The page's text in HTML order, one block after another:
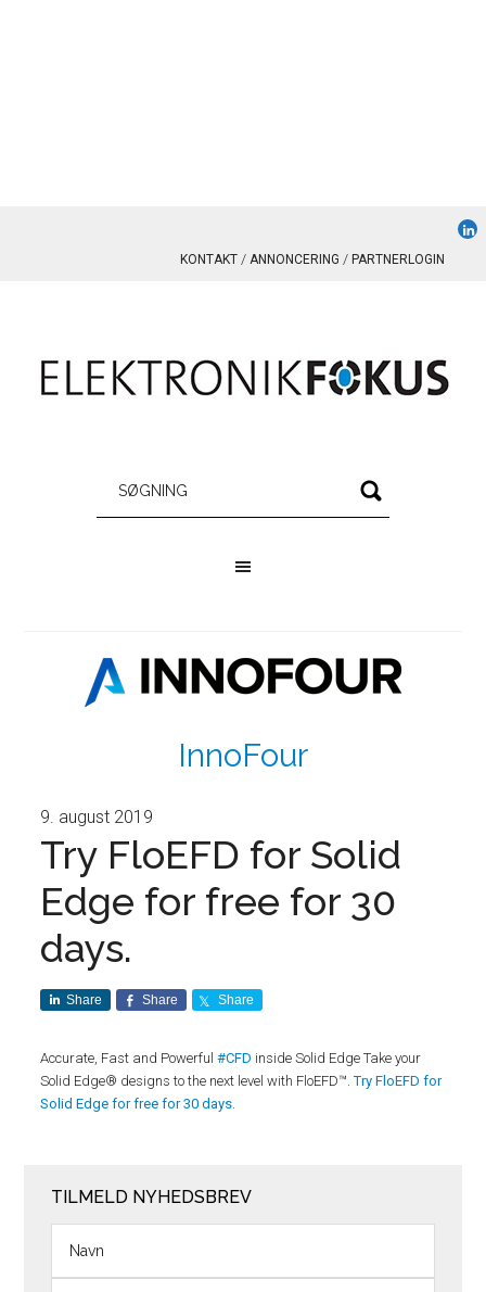
KONTAKT ANNONCERING PARTNERLOGIN
InnoFour
9. august 2019
Try FloEFD for Solid
Edge for free for 30
days.
Share Share Share
Accurate, Fast and Powerful#CFD inside Solid Edge Take your
Solid Edge® designs to the next level with FloEFD™.Try FloEFD for
Solid Edge for free for 30 days.
TILMELD NYHEDSBREV